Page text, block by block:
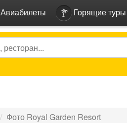
Авиабилеты Горящие туры
Фото Royal Garden Resort